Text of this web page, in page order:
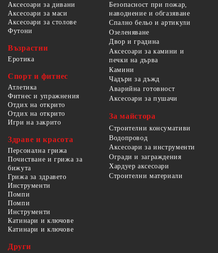
Аксесоари за дивани
Аксесоари за маси
Аксесоари за столове
Футони
Възрастни
Еротика
Спорт и фитнес
Атлетика
Фитнес и упражнения
Отдих на открито
Отдих на открито
Игри на закрито
Здраве и красота
Персонална грижа
Почистване и грижа за
бижута
Грижа за здравето
Безопасност при пожар,
наводнение и обгазяване
Спално бельо и артикули
Озеленяване
Двор и градина
Аксесоари за камини и
печки на дърва
Камини
Чадъри за дъжд
Аварийна готовност
Аксесоари за пушачи
За майстора
Строителни консумативи
Водопровод
Аксесоари за инструменти
Огради и заграждения
Хардуер аксесоари
Строителни материали
Инструменти
Помпи
Помпи
Инструменти
Катинари и ключове
Катинари и ключове
Други